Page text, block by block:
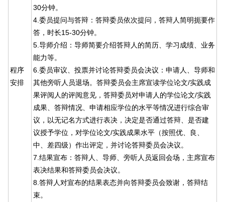
程序
安排
30分钟。
4.委员提问与答辩：答辩委员依次提问，答辩人简明扼要作
答，时长15-30分钟。
5.导师介绍：导师简要介绍答辩人的简历、学习成绩、业务
能力等。
6.委员审议、投票并讨论答辩委员会决议：申请人、导师和
其他旁听人员退场。答辩委员会主席宣读学位论文/实践成
果评阅人的评阅意见，答辩委员对申请人的学位论文/实践
成果、答辩情况、申请相应学位的水平等情况进行综合审
议，以无记名方式进行表决，决定是否通过答辩、是否建
议授予学位，对学位论文/实践成果水平（按照优、良、
中、差四级）作出评定，并讨论答辩委员会决议。
7.结果宣布：答辩人、导师、旁听人员返回会场，主席宣布
表决结果和答辩委员会决议。
8.答辩人对宣布的结果表态并向答辩委员会致谢，答辩结
束。